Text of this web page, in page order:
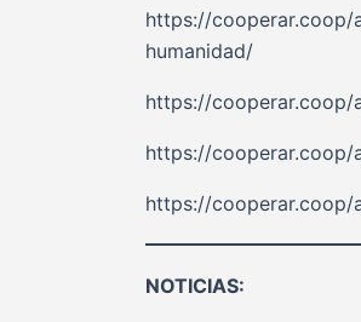
https://
humanidad/
https://
https://
https://
NOTICIAS: